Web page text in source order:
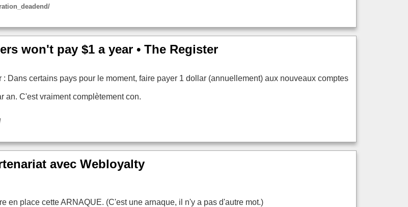
won't pay $1 a year • The Register
Dans certains pays pour le moment, faire payer 1 dollar (annuellement) aux nouveaux comptes
an. C'est vraiment complètement con.
avec Webloyalty
en place cette ARNAQUE. (C'est une arnaque, il n'y a pas d'autre mot.)